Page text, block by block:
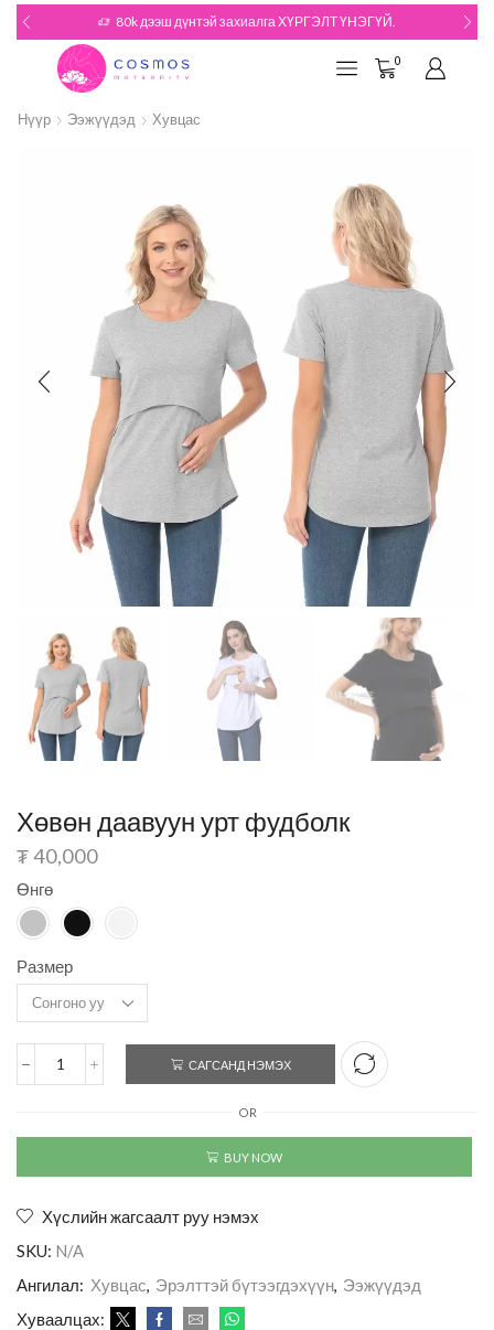
80k дээш дүнтэй захиалга ХҮРГЭЛТ ҮНЭГҮЙ.
0
Нүүр Ээжүүдэд Хувцас
Хөвөн даавуун урт фудболк
₮40,000
Өнгө
Размер
САГСАНД НЭМЭХ
OR
BUY NOW
Хүслийн жагсаалт руу нэмэх
SKU: N/A
Ангилал: Хувцас, Эрэлттэй бүтээгдэхүүн, Ээжүүдэд
Хуваалцах: